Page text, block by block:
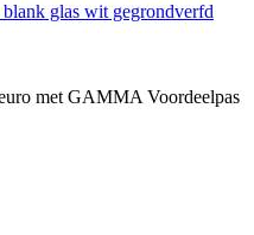
glas wit gegrondverfd
met GAMMA Voordeelpas